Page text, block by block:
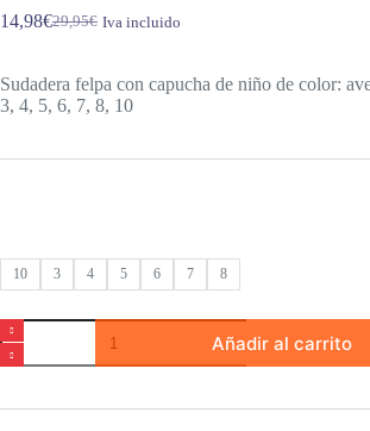
29,95€
El
original
era:
29,95€.
14,98€El
actual
es:
14,98€.
Iva incluido
Sudadera felpa con capucha de niño de color:
3, 4, 5, 6, 7, 8, 10
10 3 4 5 6 7 8
Sudadera
felpa
con
de
Añadir al carrito